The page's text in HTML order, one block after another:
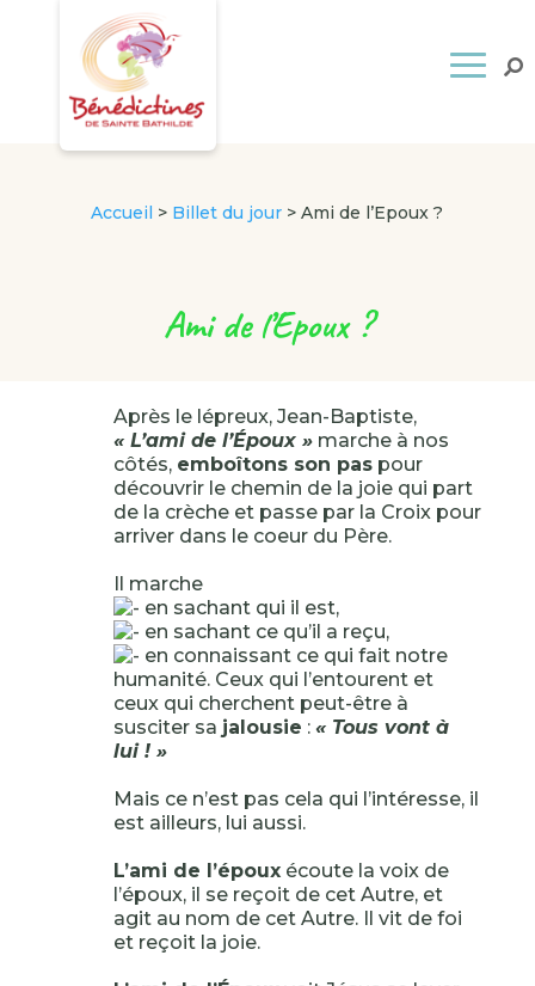
Accueil > Billet du jour >Ami de l’Epoux ?
Ami de l’Epoux ?
Après le lépreux, Jean-Baptiste,
« L’ami de l’Époux »marche à nos
côtés, emboîtons son paspour
découvrir le chemin de la joie qui part
de la crèche et passe par la Croix pour
arriver dans le coeur du Père.
Il marche
en sachant qui il est,
en sachant ce qu’il a reçu,
en connaissant ce qui fait notre
humanité. Ceux qui l’entourent et
ceux qui cherchent peut-être à
susciter sa jalousie : « Tous vont à
lui ! »
Mais ce n’est pas cela qui l’intéresse, il
est ailleurs, lui aussi.
L’ami de l’épouxécoute la voix de
l’époux, il se reçoit de cet Autre, et
agit au nom de cet Autre. Il vit de foi
et reçoit la joie.